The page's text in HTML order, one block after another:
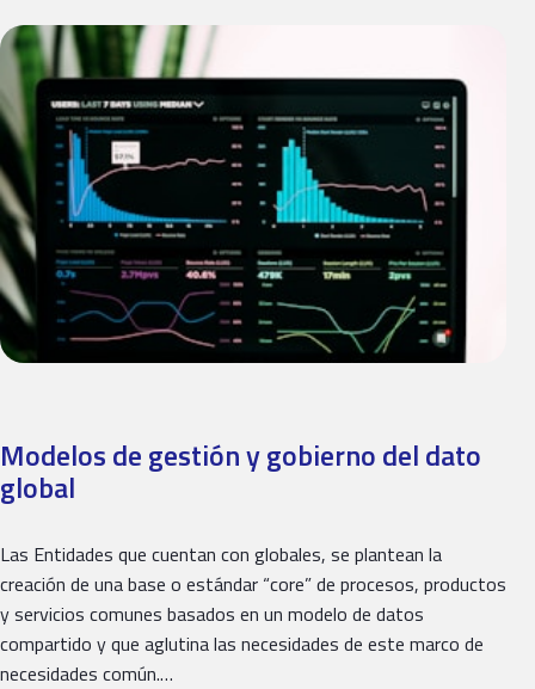
Modelos de gestión y gobierno del dato
global
Las Entidades que cuentan con globales, se plantean la
creación de una base o estándar “core” de procesos, productos
y servicios comunes basados en un modelo de datos
compartido y que aglutina las necesidades de este marco de
necesidades común.…